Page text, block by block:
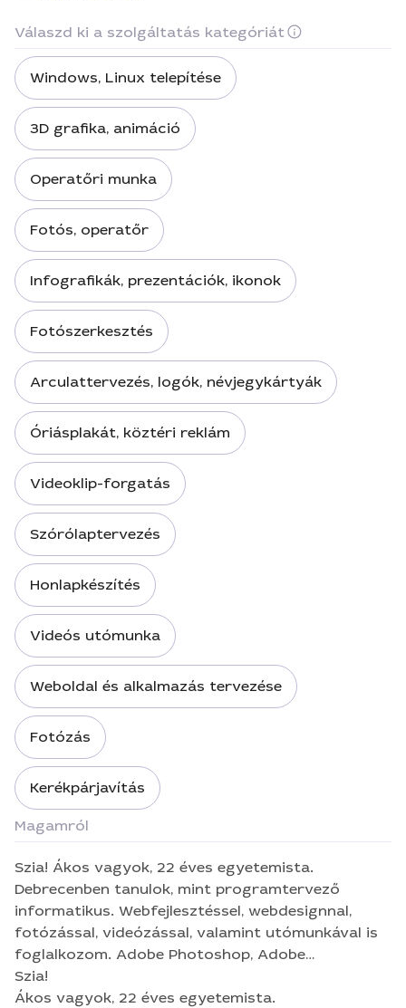
Válaszd ki a szolgáltatás kategóriát
Windows, Linux telepítése
3D grafika, animáció
Operatőri munka
Fotós, operatőr
Infografikák, prezentációk, ikonok
Fotószerkesztés
Arculattervezés, logók, névjegykártyák
Óriásplakát, köztéri reklám
Videoklip-forgatás
Szórólaptervezés
Honlapkészítés
Videós utómunka
Weboldal és alkalmazás tervezése
Fotózás
Kerékpárjavítás
Magamról
Szia! Ákos vagyok, 22 éves egyetemista.
Debrecenben tanulok, mint programtervező
informatikus. Webfejlesztéssel, webdesignnal,
fotózással, videózással, valamint utómunkával is
foglalkozom. Adobe Photoshop, Adobe
Lightroom, Adobe Premiere Pro, Adobe After
Effects, Adobe XD, Webflow felületein dolgozom.
Szia!
Ákos vagyok, 22 éves egyetemista.